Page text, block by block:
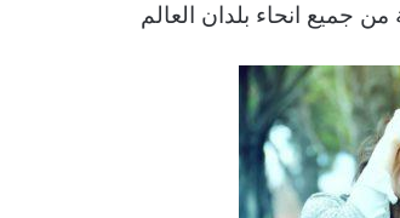
جميع انحاء بلدان العالم